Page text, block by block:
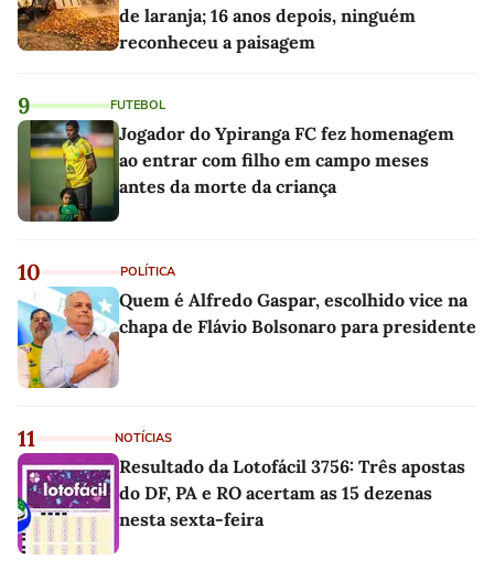
de laranja; 16 anos depois, ninguém
reconheceu a paisagem
9 FUTEBOL
Jogador do Ypiranga FC fez homenagem
ao entrar com filho em campo meses
antes da morte da criança
10 POLÍTICA
Quem é Alfredo Gaspar, escolhido vice na
chapa de Flávio Bolsonaro para presidente
11 NOTÍCIAS
Resultado da Lotofácil 3756: Três apostas
do DF, PA e RO acertam as 15 dezenas
nesta sexta-feira